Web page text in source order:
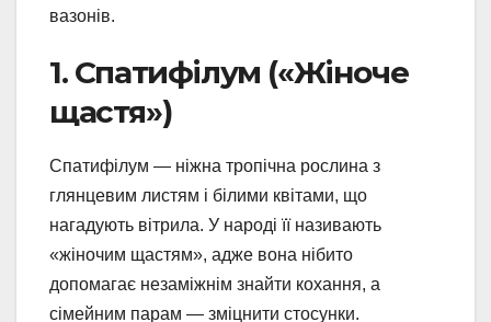
вазонів.
1. Спатифілум («Жіноче
щастя»)
Спатифілум — ніжна тропічна рослина з
глянцевим листям і білими квітами, що
нагадують вітрила. У народі її називають
«жіночим щастям», адже вона нібито
допомагає незаміжнім знайти кохання, а
сімейним парам — зміцнити стосунки.